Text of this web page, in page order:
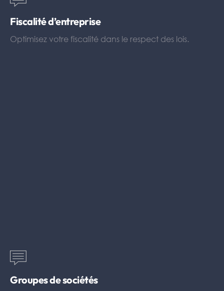
Fiscalité d’entreprise
Optimisez votre fiscalité dans le respect des lois.
Groupes de sociétés